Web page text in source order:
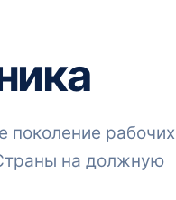
поколение
на должную